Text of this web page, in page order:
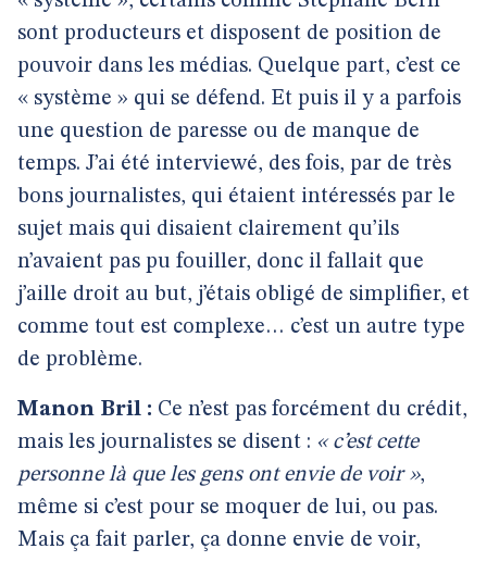
sont producteurs et disposent de position de
pouvoir dans les médias. Quelque part, c’est ce
« système » qui se défend. Et puis il y a parfois
une question de paresse ou de manque de
temps. J’ai été interviewé, des fois, par de très
bons journalistes, qui étaient intéressés par le
sujet mais qui disaient clairement qu’ils
n’avaient pas pu fouiller, donc il fallait que
j’aille droit au but, j’étais obligé de simplifier, et
comme tout est complexe… c’est un autre type
de problème.
Manon Bril : Ce n’est pas forcément du crédit,
mais les journalistes se disent : « c’est cette
personne là que les gens ont envie de voir »,
même si c’est pour se moquer de lui, ou pas.
Mais ça fait parler, ça donne envie de voir,